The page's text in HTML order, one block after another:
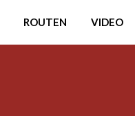
ROUTEN VIDEO